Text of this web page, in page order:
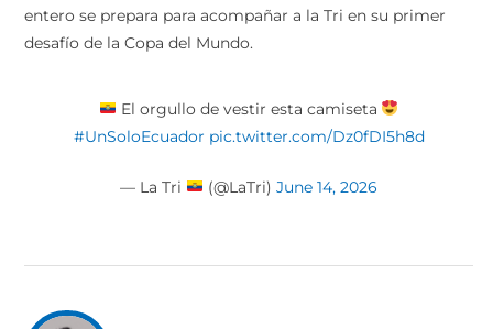
entero se prepara para acompañar a la Tri en su primer
desafío de la Copa del Mundo.
El orgullo de vestir esta camiseta
#UnSoloEcuador pic.twitter.com/Dz0fDI5h8d
— La Tri (@LaTri) June 14, 2026